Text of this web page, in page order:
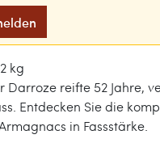
kg
Darroze reifte 52 Jahre,
Entdecken Sie die
in Fassstärke.